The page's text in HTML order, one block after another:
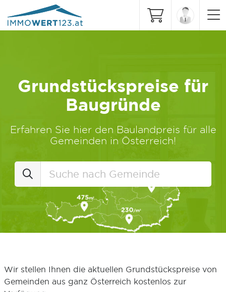
Grundstückspreise für
Baugründe
Erfahren Sie hier den Baulandpreis für alle
Gemeinden in Österreich!
Wir stellen Ihnen die aktuellen Grundstückspreise von
Gemeinden aus ganz Österreich kostenlos zur